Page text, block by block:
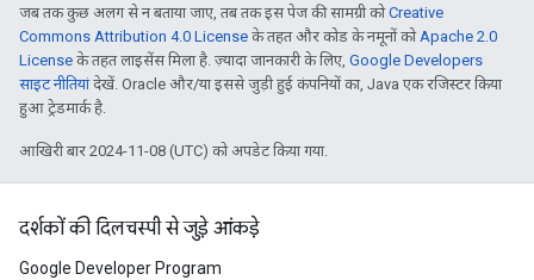
जब तक कुछ अलग से न बताया जाए, तब तक इस पेज की सामग्री कोCreative
Commons Attribution 4.0 License के तहत और कोड के नमूनों कोApache 2.0
License के तहत लाइसेंस मिला है. ज़्यादा जानकारी के लिए, Google Developers
साइट नीतियांदेखें. Oracle और/या इससे जुड़ी हुई कंपनियों का, Java एक रजिस्टर किया
हुआ ट्रेडमार्क है.
आखिरी बार 2024-11-08 (UTC) को अपडेट किया गया.
दर्शकों की दिलचस्पी से जुड़े आंकड़े
Google Developer Program